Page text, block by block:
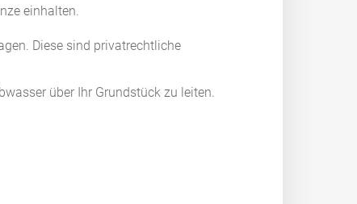
einhalten.
Diese sind privatrechtliche
über Ihr Grundstück zu leiten.